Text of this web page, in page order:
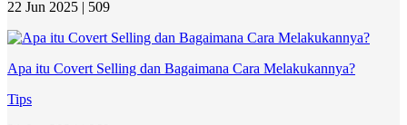
22 Jun 2025 | 509
Apa itu Covert Selling dan Bagaimana Cara Melakukannya?
Tips